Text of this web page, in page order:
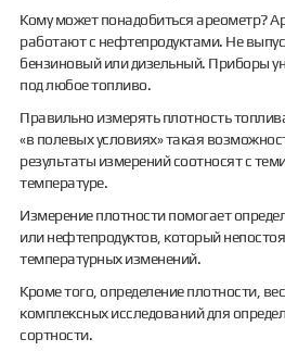
Кому может понадобиться ареометр?
работают с нефтепродуктами. Не
бензиновый или дизельный. Приборы
под любое топливо.
Правильно измерять плотность
«в полевых условиях» такая
результаты измерений соотносят с
температуре.
Измерение плотности помогает
или нефтепродуктов, который
температурных изменений.
Кроме того, определение плотности,
комплексных исследований для
сортности.